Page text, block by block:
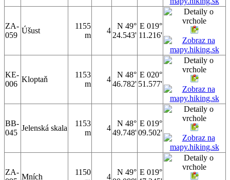
ZA-
059
Úšust
1155
m
4
N 49°
24.543'
E 019°
11.216'
KE-
006
Kloptaň
1153
m
4
N 48°
46.782'
E 020°
51.577'
BB-
045
Jelenská skala
1153
m
4
N 48°
49.748'
E 019°
09.502'
ZA-
Mních
1150
4
N 49° E 019°